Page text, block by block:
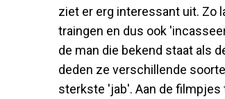
ziet er erg interessant uit. Zo
traingen en dus ook
de man die bekend staat als
deden ze verschillende
sterkste 'jab'. Aan de filmpjes